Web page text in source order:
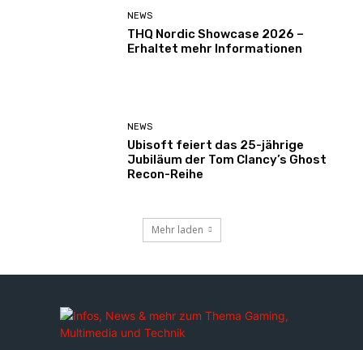
NEWS
THQ Nordic Showcase 2026 –
Erhaltet mehr Informationen
NEWS
Ubisoft feiert das 25-jährige
Jubiläum der Tom Clancy’s Ghost
Recon-Reihe
Mehr laden